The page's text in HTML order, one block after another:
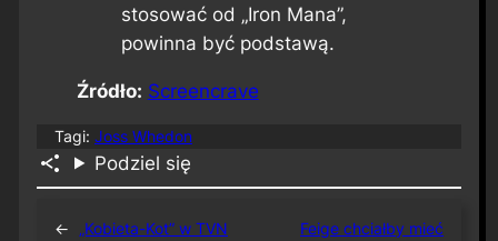
stosować od „Iron Mana”,
powinna być podstawą.
Źródło: Screencrave
Tagi: Joss Whedon
Podziel się
← „Kobieta-Kot” w TVN
Feige chciałby mieć